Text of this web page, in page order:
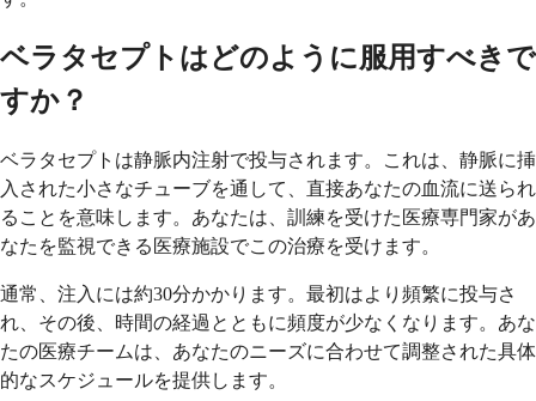
ベラタセプトはどのように服用すべきで
すか？
ベラタセプトは静脈内注射で投与されます。これは、静脈に挿
入された小さなチューブを通して、直接あなたの血流に送られ
ることを意味します。あなたは、訓練を受けた医療専門家があ
なたを監視できる医療施設でこの治療を受けます。
通常、注入には約30分かかります。最初はより頻繁に投与さ
れ、その後、時間の経過とともに頻度が少なくなります。あな
たの医療チームは、あなたのニーズに合わせて調整された具体
的なスケジュールを提供します。